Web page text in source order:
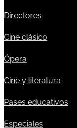
Directores
Cine clásico
Ópera
Cine y literatura
Pases educativos
Especiales